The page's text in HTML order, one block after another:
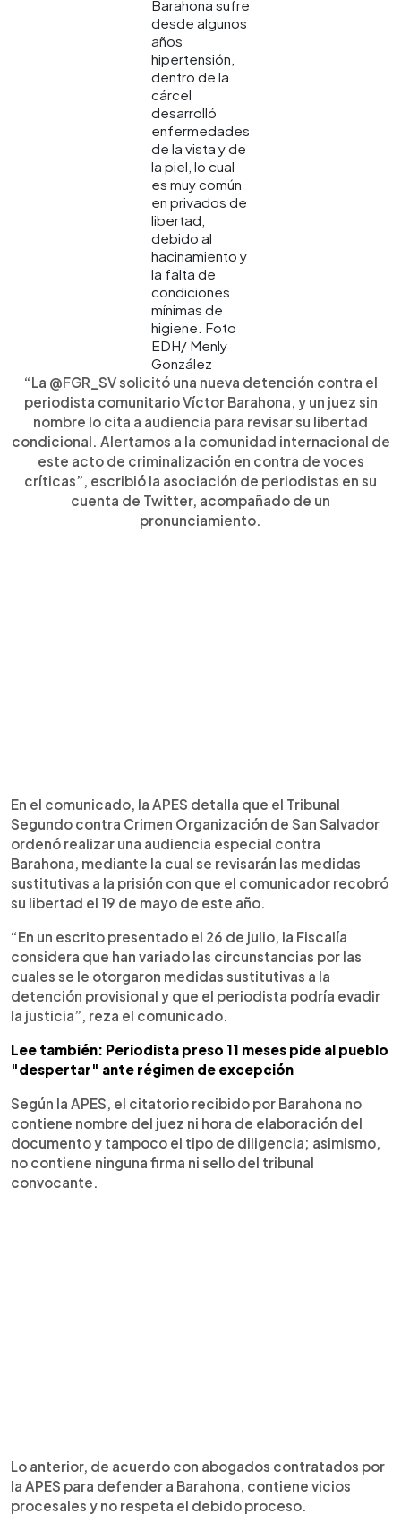
Barahona sufre
desde algunos
años
hipertensión,
dentro de la
cárcel
desarrolló
enfermedades
de la vista y de
la piel, lo cual
es muy común
en privados de
libertad,
debido al
hacinamiento y
la falta de
condiciones
mínimas de
higiene. Foto
EDH/ Menly
González
“La @FGR_SV solicitó una nueva detención contra el
periodista comunitario Víctor Barahona, y un juez sin
nombre lo cita a audiencia para revisar su libertad
condicional. Alertamos a la comunidad internacional de
este acto de criminalización en contra de voces
críticas”, escribió la asociación de periodistas en su
cuenta de Twitter, acompañado de un
pronunciamiento.
En el comunicado, la APES detalla que el Tribunal
Segundo contra Crimen Organización de San Salvador
ordenó realizar una audiencia especial contra
Barahona, mediante la cual se revisarán las medidas
sustitutivas a la prisión con que el comunicador recobró
su libertad el 19 de mayo de este año.
“En un escrito presentado el 26 de julio, la Fiscalía
considera que han variado las circunstancias por las
cuales se le otorgaron medidas sustitutivas a la
detención provisional y que el periodista podría evadir
la justicia”, reza el comunicado.
Lee también: Periodista preso 11 meses pide al pueblo
"despertar" ante régimen de excepción
Según la APES, el citatorio recibido por Barahona no
contiene nombre del juez ni hora de elaboración del
documento y tampoco el tipo de diligencia; asimismo,
no contiene ninguna firma ni sello del tribunal
convocante.
Lo anterior, de acuerdo con abogados contratados por
la APES para defender a Barahona, contiene vicios
procesales y no respeta el debido proceso.